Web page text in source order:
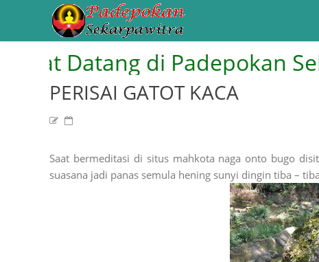
Datang di Padepokan
PERISAI GATOT KACA
Saat bermeditasi di situs mahkota naga onto bugo
suasana jadi panas semula hening sunyi dingin tiba –